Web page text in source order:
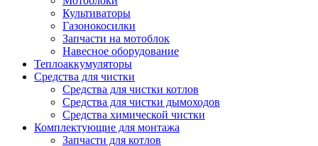
Культиваторы
Газонокосилки
Запчасти на мотоблок
Навесное оборудование
Теплоаккумуляторы
Средства для чистки
Средства для чистки котлов
Средства для чистки дымоходов
Средства химической чистки
Комплектующие для монтажа
Запчасти для котлов